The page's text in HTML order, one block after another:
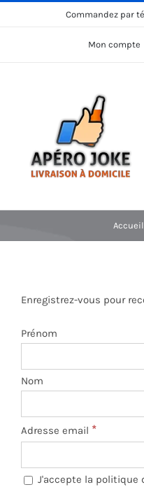
Commandez par
Mon compte
Accueil
Enregistrez-vous pour
Prénom
Nom
Adresse email *
J'accepte la politique